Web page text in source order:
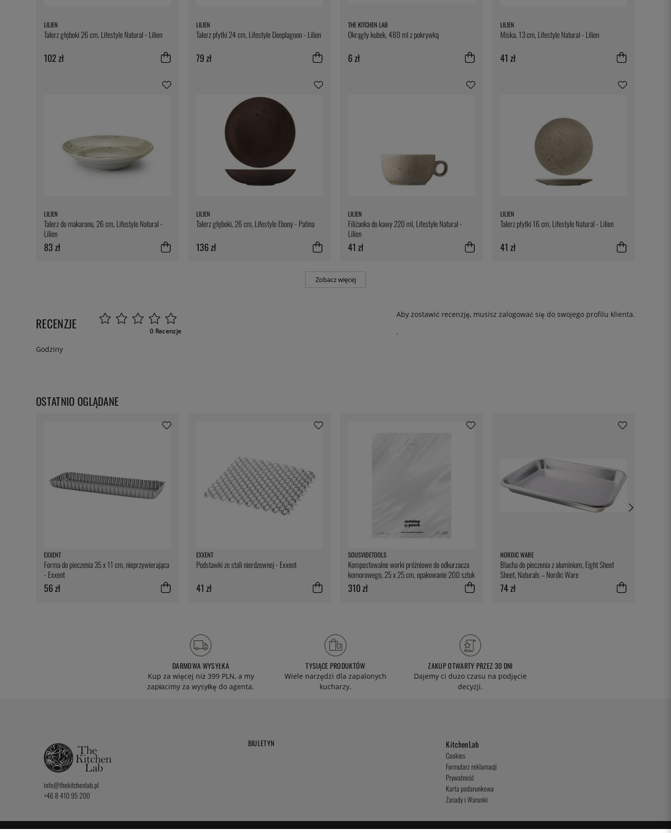
LILIEN
Talerz głęboki 26 cm, Lifestyle Natural - Lilien
102 zł
LILIEN
Talerz płytki 24 cm, Lifestyle Deeplagoon - Lilien
79 zł
THE KITCHEN LAB
Okrągły kubek, 480 ml z pokrywką
6 zł
LILIEN
Miska, 13 cm, Lifestyle Natural - Lilien
41 zł
LILIEN
Talerz do makaronu, 26 cm, Lifestyle Natural -
Lilien
83 zł
LILIEN
Talerz głęboki, 26 cm, Lifestyle Ebony - Patina
136 zł
LILIEN
Filiżanka do kawy 220 ml, Lifestyle Natural -
Lilien
41 zł
LILIEN
Talerz płytki 16 cm, Lifestyle Natural - Lilien
41 zł
Zobacz więcej
RECENZJE 0 Recenzje
Aby zostawić recenzję, musisz zalogować się do swojego profilu klienta.
.
Godziny
OSTATNIO OGLĄDANE
EXXENT
Forma do pieczenia 35 x 11 cm, nieprzywierająca
- Exxent
56 zł
EXXENT
Podstawki ze stali nierdzewnej - Exxent
41 zł
SOUSVIDETOOLS
Kompostowalne worki próżniowe do odkurzacza
komorowego, 25 x 25 cm, opakowanie 200 sztuk
- SousVideTools
310 zł
NORDIC WARE
Blacha do pieczenia z aluminium, Eight Sheet
Sheet, Naturals – Nordic Ware
74 zł
DARMOWA WYSYŁKA
Kup za więcej niż 399 PLN, a my
zapłacimy za wysyłkę do agenta.
TYSIĄCE PRODUKTÓW
Wiele narzędzi dla zapalonych
kucharzy.
ZAKUP OTWARTY PRZEZ 30 DNI
Dajemy ci dużo czasu na podjęcie
decyzji.
info@thekitchenlab.pl
+46 8 410 95 200
BIULETYN KitchenLab
Cookies
Formularz reklamacji
Prywatność
Karta podarunkowa
Zasady i Warunki